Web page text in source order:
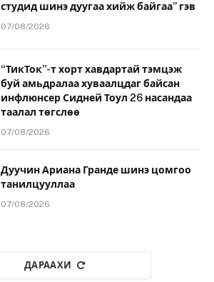
студид шинэ дуугаа хийж байгаа” гэв
07/08/2026
“ТикТок”-т хорт хавдартай тэмцэж
буй амьдралаа хуваалцдаг байсан
инфлюнсер Сидней Тоул 26 насандаа
таалал төгслөө
07/08/2026
Дуучин Ариана Гранде шинэ цомгоо
танилцууллаа
07/08/2026
ДАРААХИ